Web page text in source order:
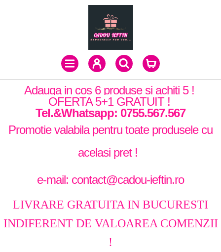
Adauga in cos 6 produse si achiti 5 !
OFERTA 5+1 GRATUIT !
Tel.&Whatsapp: 0755.567.567
Promotie valabila pentru toate produsele cu
acelasi pret !
e-mail: contact@cadou-ieftin.ro
LIVRARE GRATUITA IN BUCURESTI
INDIFERENT DE VALOAREA COMENZII
!